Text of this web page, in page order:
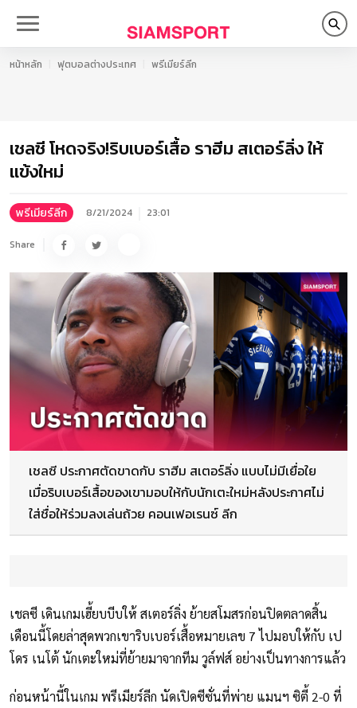
หน้าหลัก ฟุตบอลต่างประเทศ พรีเมียร์ลีก
เชลซี โหดจริง!ริบเบอร์เสื้อ ราฮีม สเตอร์ลิ่ง ให้
แข้งใหม่
พรีเมียร์ลีก 8/21/2024 23:01
Share
เชลซี ประกาศตัดขาดกับ ราฮีม สเตอร์ลิ่ง แบบไม่มีเยื่อใย
เมื่อริบเบอร์เสื้อของเขามอบให้กับนักเตะใหม่หลังประกาศไม่
ใส่ชื่อให้ร่วมลงเล่นถ้วย คอนเฟอเรนซ์ ลีก
เชลซี เดินเกมเฮี้ยบบีบให้ สเตอร์ลิ่ง ย้ายสโมสรก่อนปิดตลาดสิ้น
เดือนนี้โดยล่าสุดพวกเขาริบเบอร์เสื้อหมายเลข 7 ไปมอบให้กับ เป
โดร เนโต้ นักเตะใหม่ที่ย้ายมาจากทีม วูล์ฟส์ อย่างเป็นทางการแล้ว
ก่อนหน้านี้ในเกม พรีเมียร์ลีก นัดเปิดซีซั่นที่พ่าย แมนฯ ซิตี้ 2-0 ที่